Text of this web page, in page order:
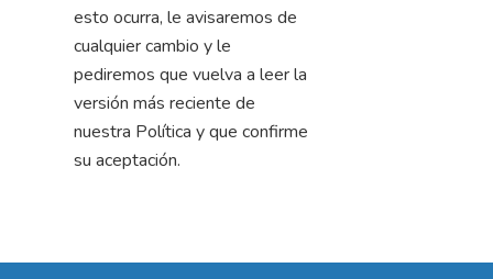
esto ocurra, le avisaremos de
cualquier cambio y le
pediremos que vuelva a leer la
versión más reciente de
nuestra Política y que confirme
su aceptación.